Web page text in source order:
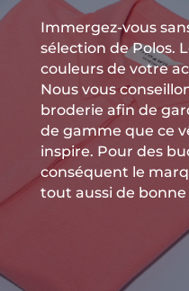
Immergez-vous
sélection de Polos.
couleurs de votre
Nous vous
broderie afin de
de gamme que ce
inspire. Pour des
conséquent le
tout aussi de